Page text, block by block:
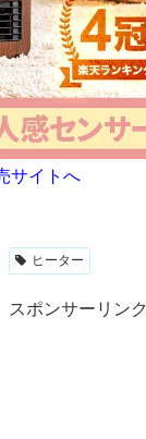
サイトへ
ヒーター
スポンサーリンク